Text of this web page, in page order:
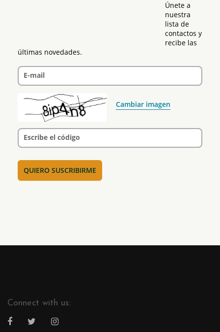
Únete a
nuestra
lista de
contactos y
recibe las
últimas novedades.
E-mail
Cambiar imagen
Escribe el código
Connect with us: